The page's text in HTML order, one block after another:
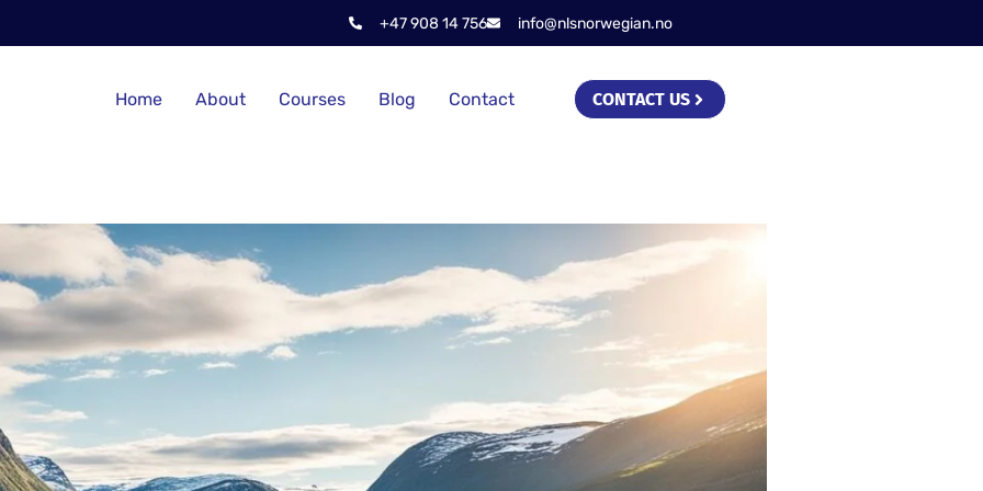
+47 908 14 756 info@nlsnorwegian.no
Home About Courses Blog Contact CONTACT US